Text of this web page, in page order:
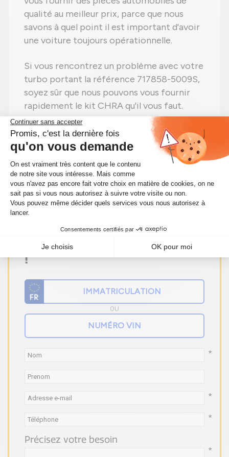
qualité au meilleur prix, parce que nous
savons à quel point il est important d'avoir
une voiture toujours opérationnelle.
Si vous rencontrez un problème avec votre
turbo portant la référence 717858-5009S,
soyez sûr que nous pouvons vous fournir
rapidement le kit CHRA qu'il vous faut.
Faites vite ! Si vous avez besoin d'un kit
CHRA 717858-5009S, procurez-vous-le
Vous ne trouvez pas votre
pièce ? Faites un devis gratuit
!
OU
*
*
*
Précisez votre besoin
*